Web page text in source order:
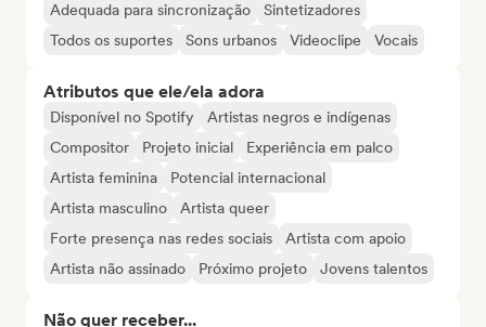
Adequada para sincronização
Sintetizadores
Todos os suportes
Sons urbanos Videoclipe Vocais
Atributos que ele/ela adora
Disponível no Spotify
Artistas negros e indígenas
Compositor
Projeto inicial
Experiência em palco
Artista feminina
Potencial internacional
Artista masculino
Artista queer
Forte presença nas redes sociais
Artista com apoio
Artista não assinado
Próximo projeto Jovens talentos
Não quer receber...